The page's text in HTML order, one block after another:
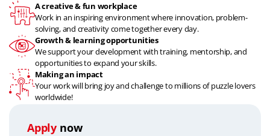
A creative & fun workplace
Work in an inspiring environment where innovation, problem-
solving, and creativity come together every day.
Growth & learning opportunities
We support your development with training, mentorship, and
opportunities to expand your skills.
Making an impact
Your work will bring joy and challenge to millions of puzzle lovers
worldwide!
Apply now